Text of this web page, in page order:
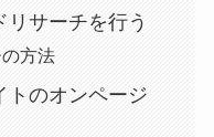
サーチを行う
方法
トのオンページ